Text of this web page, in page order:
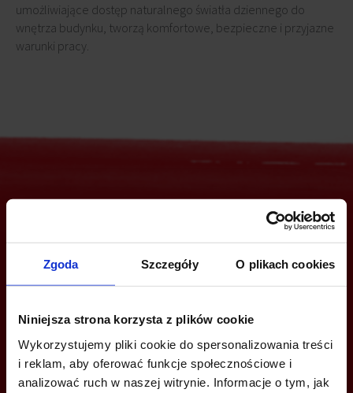
Zgoda Szczegóły O plikach cookies
Niniejsza strona korzysta z plików cookie
Wykorzystujemy pliki cookie do spersonalizowania treści
i reklam, aby oferować funkcje społecznościowe i
analizować ruch w naszej witrynie. Informacje o tym, jak
umożliwiające dostęp naturalnego światła dziennego do
wnętrza budynku, tworzą komfortowe, bezpieczne i przyjazne
warunki pracy.
Jesteś zainteresowany tą ofertą?
ZADZWOŃ I DOWIEDZ SIĘ WIĘCEJ
info@bazabiur.pl